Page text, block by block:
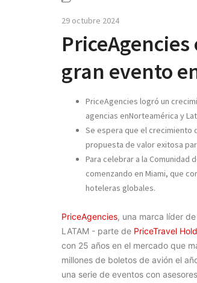
29 octubre 2024
gran evento
PriceAgencies logró un
agencias enNorteamérica y
Se espera que el crecimiento
propuesta de valor exitosa
Para celebrar a la Comunidad
comenzando en Miami, que
hoteleras globales.
PriceAgencies, una marca líder
LATAM - parte de PriceTravel
con 25 años en el mercado que
millones de boletos de avión el
una serie de eventos con